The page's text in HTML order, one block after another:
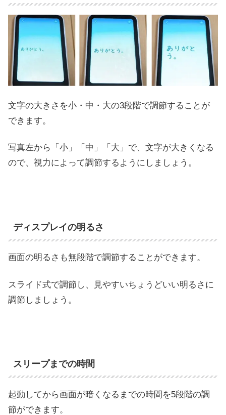
文字の大きさを小・中・大の3段階で調節することが
できます。
写真左から「小」「中」「大」で、文字が大きくなる
ので、視力によって調節するようにしましょう。
ディスプレイの明るさ
画面の明るさも無段階で調節することができます。
スライド式で調節し、見やすいちょうどいい明るさに
調節しましょう。
スリープまでの時間
起動してから画面が暗くなるまでの時間を5段階の調
節ができます。